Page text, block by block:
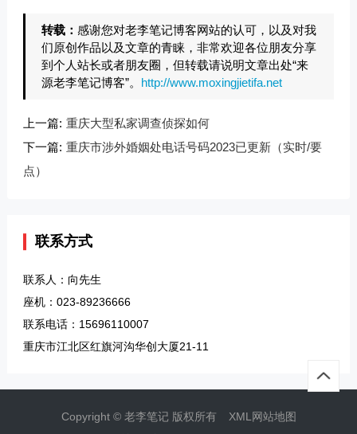
转载： 感谢您对老李笔记博客网站的认可，以及对我
们原创作品以及文章的青睐，非常欢迎各位朋友分享
到个人站长或者朋友圈，但转载请说明文章出处“来
源老李笔记博客”。 http://www.moxingjietifa.net
上一篇: 重庆大型私家调查侦探如何
下一篇: 重庆市涉外婚姻处电话号码2023已更新（实时/要
点）
联系方式
联系人：向先生
座机：023-89236666
联系电话：15696110007
重庆市江北区红旗河沟华创大厦21-11
Copyright © 老李笔记 版权所有
XML网站地图